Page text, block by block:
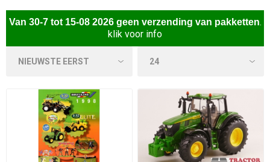
Van 30-7 tot 15-08 2026 geen verzending van pakketten.
klik voor info